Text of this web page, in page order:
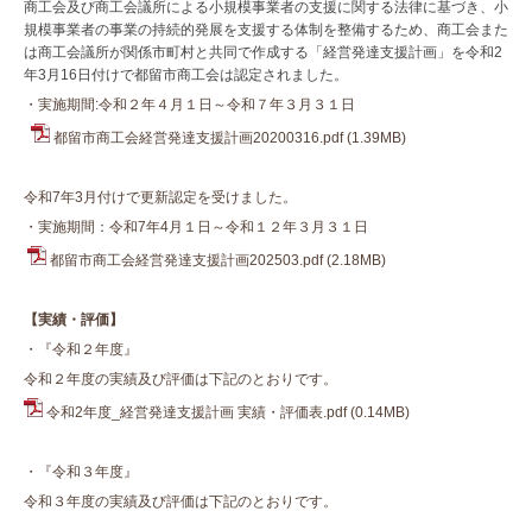
商工会及び商工会議所による小規模事業者の支援に関する法律に基づき、小
規模事業者の事業の持続的発展を支援する体制を整備するため、商工会また
は商工会議所が関係市町村と共同で作成する「経営発達支援計画」を令和2
年3月16日付けで都留市商工会は認定されました。
・実施期間:令和２年４月１日～令和７年３月３１日
都留市商工会経営発達支援計画20200316.pdf(1.39MB)
令和7年3月付けで更新認定を受けました。
・実施期間：令和7年4月１日～令和１２年３月３１日
都留市商工会経営発達支援計画202503.pdf (2.18MB)
【実績・評価】
・『令和２年度』
令和２年度の実績及び評価は下記のとおりです。
令和2年度_経営発達支援計画 実績・評価表.pdf(0.14MB)
・『令和３年度』
令和３年度の実績及び評価は下記のとおりです。